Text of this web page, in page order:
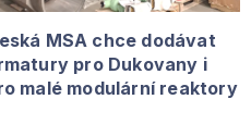
MSA chce dodávat
pro Dukovany i
malé modulární reaktory